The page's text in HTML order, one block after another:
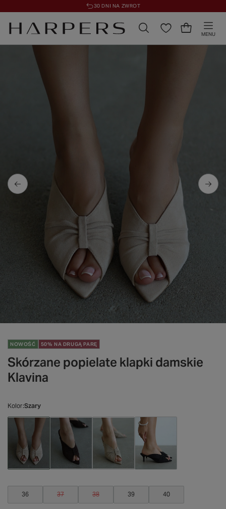
30 DNI NA ZWROT
MENU
NOWOŚĆ 50% NA DRUGĄ PARĘ
Skórzane popielate klapki damskie
Klavina
Kolor Szary
36 37 38 39 40